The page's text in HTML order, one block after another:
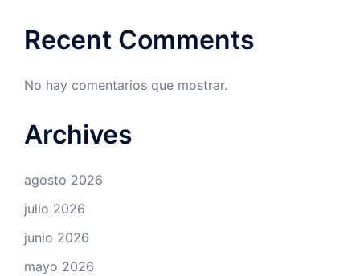
Recent Comments
No hay comentarios que mostrar.
Archives
agosto 2026
julio 2026
junio 2026
mayo 2026